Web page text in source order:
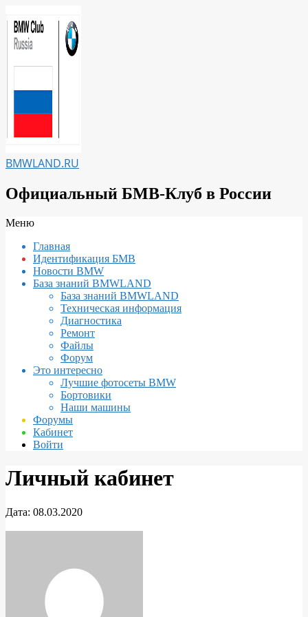
к
содержимому
BMWLAND.RU
Официальный БМВ-Клуб в России
Вторичное
навигации
Меню
Главная
Идентификация БМВ
Новости BMW
База знаний BMWLAND
База знаний BMWLAND
Техническая информация
Диагностика
Ремонт
Файлы
Форум
Это интересно
Лучшие фотосеты BMW
Бортовики
Наши машины
Форумы
Кабинет
Войти
Личный кабинет
Дата: 08.03.2020